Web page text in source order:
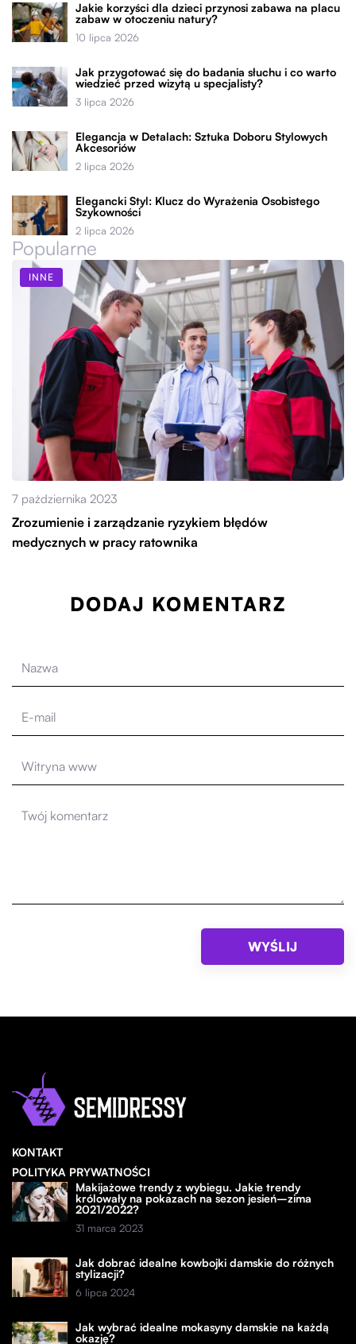
Jakie korzyści dla dzieci przynosi zabawa na placu
zabaw w otoczeniu natury?
10 lipca 2026
Jak przygotować się do badania słuchu i co warto
wiedzieć przed wizytą u specjalisty?
3 lipca 2026
Elegancja w Detalach: Sztuka Doboru Stylowych
Akcesoriów
2 lipca 2026
Elegancki Styl: Klucz do Wyrażenia Osobistego
Szykowności
2 lipca 2026
Popularne
INNE
7 października 2023
Zrozumienie i zarządzanie ryzykiem błędów
medycznych w pracy ratownika
DODAJ KOMENTARZ
KONTAKT
POLITYKA PRYWATNOŚCI
Makijażowe trendy z wybiegu. Jakie trendy
królowały na pokazach na sezon jesień–zima
2021/2022?
31 marca 2023
Jak dobrać idealne kowbojki damskie do różnych
stylizacji?
6 lipca 2024
Jak wybrać idealne mokasyny damskie na każdą
okazję?